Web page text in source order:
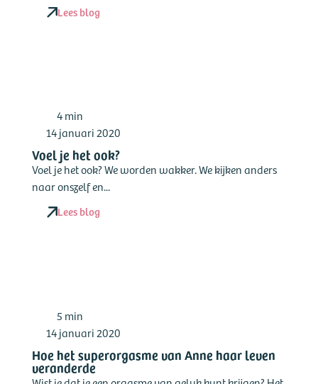
Lees blog
4 min
14 januari 2020
Voel je het ook?
Voel je het ook? We worden wakker. We kijken anders
naar onszelf en...
Lees blog
5 min
14 januari 2020
Hoe het superorgasme van Anne haar leven
veranderde